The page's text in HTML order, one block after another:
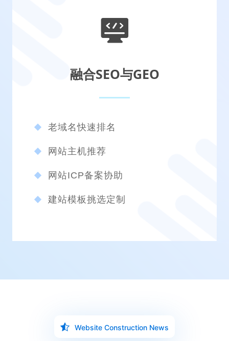
融合SEO与GEO
老域名快速排名
网站主机推荐
网站ICP备案协助
建站模板挑选定制
Website Construction News